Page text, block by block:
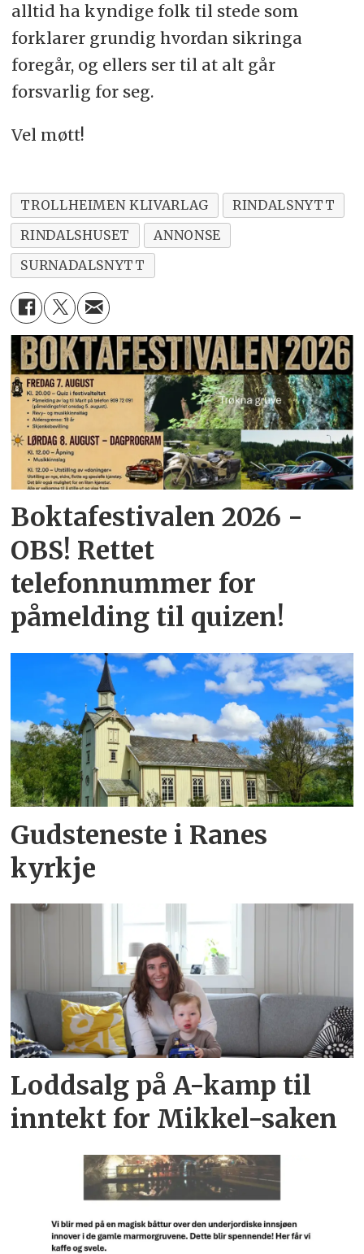
alltid ha kyndige folk til stede som
forklarer grundig hvordan sikringa
foregår, og ellers ser til at alt går
forsvarlig for seg.
Vel møtt!
TROLLHEIMEN KLIVARLAG
RINDALSNYTT
RINDALSHUSET
ANNONSE
SURNADALSNYTT
Boktafestivalen 2026 -
OBS! Rettet
telefonnummer for
påmelding til quizen!
Gudsteneste i Ranes
kyrkje
Loddsalg på A-kamp til
inntekt for Mikkel-saken